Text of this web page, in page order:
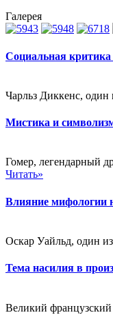
Галерея
Социальная
Чарльз Диккенс, один
Мистика и
Гомер, легендарный
Читать»
Влияние мифологии
Оскар Уайльд, один
Тема насилия в
Великий